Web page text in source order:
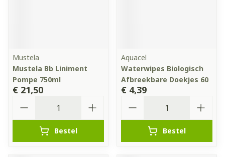
Mustela
Mustela Bb Liniment
Pompe 750ml
€ 21,50
Bestel
Aquacel
Waterwipes Biologisch
Afbreekbare Doekjes 60
€ 4,39
Bestel